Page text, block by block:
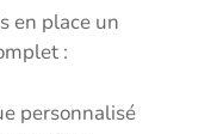
en place un
:
personnalisé